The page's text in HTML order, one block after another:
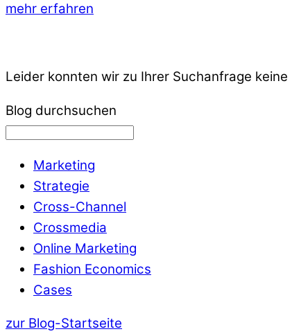
mehr erfahren
Leider konnten wir zu Ihrer Suchanfrage
Blog durchsuchen
Marketing
Strategie
Cross-Channel
Crossmedia
Online Marketing
Fashion Economics
Cases
zur Blog-Startseite